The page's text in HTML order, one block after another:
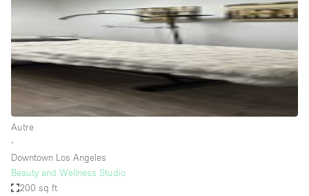
Espace Epuré / Minimaliste
Exposition Véhicules
Internet
Jardin
Licence Alcool
Mobilier
Parking Privé
Autre
∙
Downtown Los Angeles
Beauty and Wellness Studio
200 sq ft